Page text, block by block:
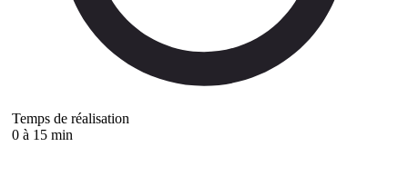
Temps de réalisation
0 à 15 min